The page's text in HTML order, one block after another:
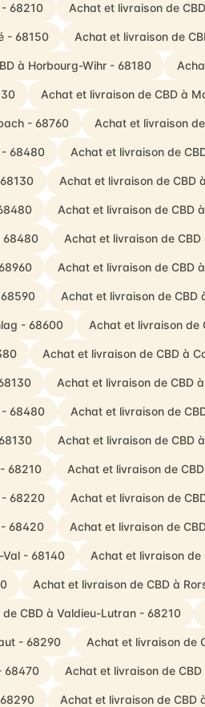
68210 Achat et livraison de
- 68150 Achat et livraison de
à Horbourg-Wihr - 68180
Achat et livraison de CBD à
- 68760 Achat et livraison
- 68480 Achat et livraison de
Achat et livraison de CBD
Achat et livraison de CBD
68480 Achat et livraison de
Achat et livraison de CBD
Achat et livraison de CBD
- 68600 Achat et livraison de
Achat et livraison de CBD à
Achat et livraison de CBD
- 68480 Achat et livraison de
Achat et livraison de CBD
68210 Achat et livraison de
- 68220 Achat et livraison de
68420 Achat et livraison de
- 68140 Achat et livraison de
Achat et livraison de CBD à
CBD à Valdieu-Lutran - 68210
- 68290 Achat et livraison de
68470 Achat et livraison de
Achat et livraison de CBD